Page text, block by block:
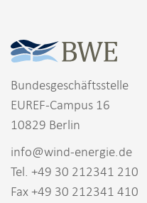
Bundesgeschäftsstelle
EUREF-Campus 16
10829 Berlin
info@wind-energie.de
Tel. +49 30 212341 210
Fax +49 30 212341 410